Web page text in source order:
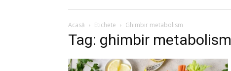
Acasă Etichete Ghimbir metabolism
Tag: ghimbir metabolism